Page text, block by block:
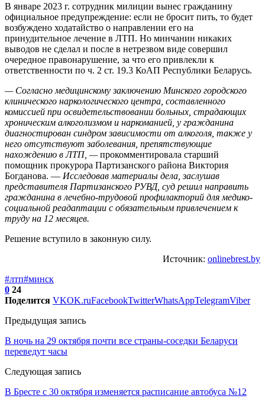
В январе 2023 г. сотрудник милиции вынес гражданину
официальное предупреждение: если не бросит пить, то будет
возбуждено ходатайство о направлении его на
принудительное лечение в ЛТП. Но минчанин никаких
выводов не сделал и после в нетрезвом виде совершил
очередное правонарушение, за что его привлекли к
ответственности по ч. 2 ст. 19.3 КоАП Республики Беларусь.
— Согласно медицинскому заключению Минского городского
клинического наркологического центра, составленного
комиссией при освидетельствовании больных, страдающих
хроническим алкоголизмом и наркоманией, у гражданина
диагностирован синдром зависимости от алкоголя, также у
него отсутствуют заболевания, препятствующие
нахождению в ЛТП, —прокомментировала старший
помощник прокурора Партизанского района Виктория
Богданова. — Исследовав материалы дела, заслушав
представителя Партизанского РУВД, суд решил направить
гражданина в лечебно-трудовой профилакторий для медико-
социальной реадаптации с обязательным привлечением к
труду на 12 месяцев.
Решение вступило в законную силу.
Источник: onlinebrest.by
#лтп#минск
0 24
Поделится VKOK.ruFacebookTwitterWhatsAppTelegramViber
Предыдущая запись
В ночь на 29 октября почти все страны-соседки Беларуси
переведут часы
Следующая запись
В Бресте с 30 октября изменяется расписание автобуса №12